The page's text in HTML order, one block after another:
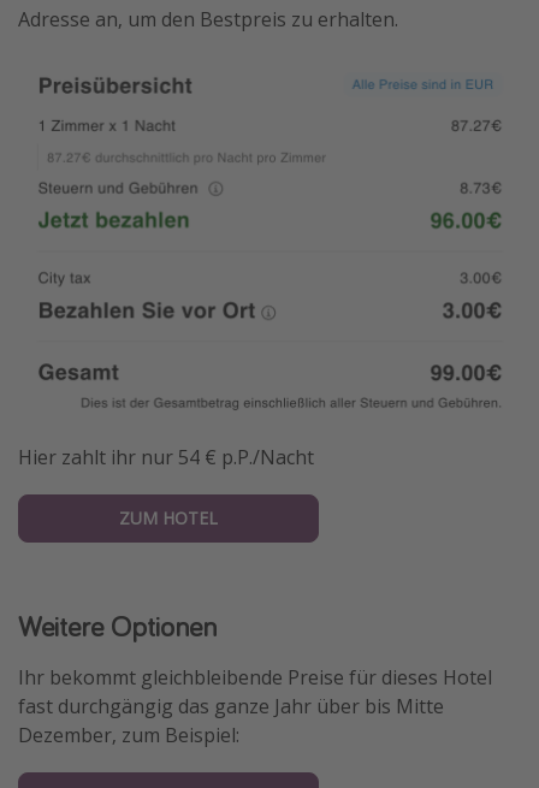
Adresse an, um den Bestpreis zu erhalten.
Hier zahlt ihr nur 54 € p.P./Nacht
ZUM HOTEL
Weitere Optionen
Ihr bekommt gleichbleibende Preise für dieses Hotel
fast durchgängig das ganze Jahr über bis Mitte
Dezember, zum Beispiel: